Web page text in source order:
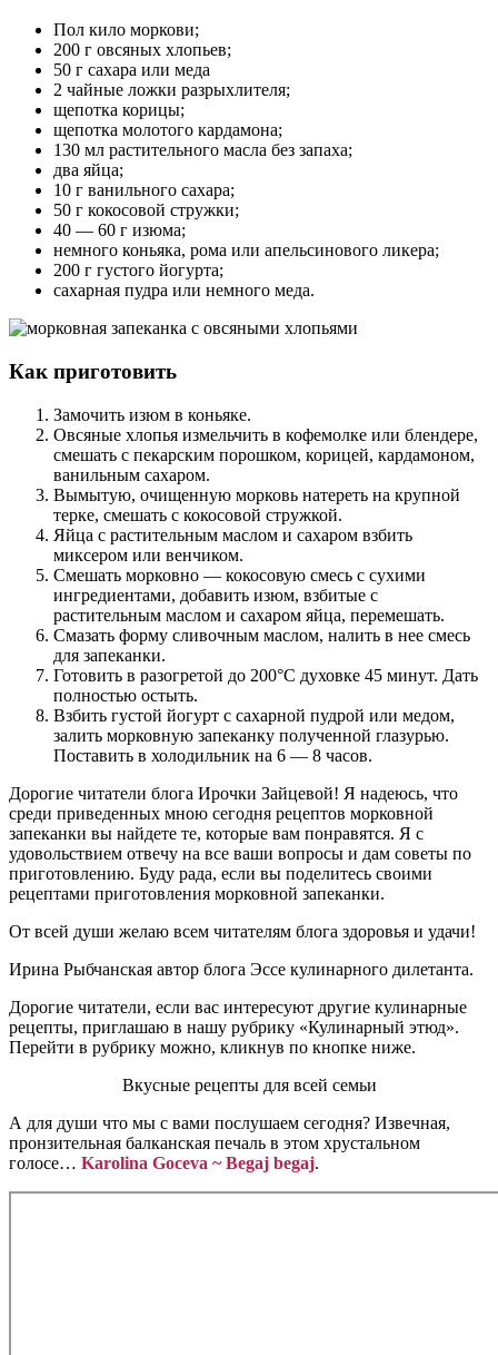
Пол кило моркови;
200 г овсяных хлопьев;
50 г сахара или меда
2 чайные ложки разрыхлителя;
щепотка корицы;
щепотка молотого кардамона;
130 мл растительного масла без запаха;
два яйца;
10 г ванильного сахара;
50 г кокосовой стружки;
40 — 60 г изюма;
немного коньяка, рома или апельсинового ликера;
200 г густого йогурта;
сахарная пудра или немного меда.
Как приготовить
Замочить изюм в коньяке.
Овсяные хлопья измельчить в кофемолке или блендере,
смешать с пекарским порошком, корицей, кардамоном,
ванильным сахаром.
Вымытую, очищенную морковь натереть на крупной
терке, смешать с кокосовой стружкой.
Яйца с растительным маслом и сахаром взбить
миксером или венчиком.
Смешать морковно — кокосовую смесь с сухими
ингредиентами, добавить изюм, взбитые с
растительным маслом и сахаром яйца, перемешать.
Смазать форму сливочным маслом, налить в нее смесь
для запеканки.
Готовить в разогретой до 200°С духовке 45 минут. Дать
полностью остыть.
Взбить густой йогурт с сахарной пудрой или медом,
залить морковную запеканку полученной глазурью.
Поставить в холодильник на 6 — 8 часов.
Дорогие читатели блога Ирочки Зайцевой! Я надеюсь, что
среди приведенных мною сегодня рецептов морковной
запеканки вы найдете те, которые вам понравятся. Я с
удовольствием отвечу на все ваши вопросы и дам советы по
приготовлению. Буду рада, если вы поделитесь своими
рецептами приготовления морковной запеканки.
От всей души желаю всем читателям блога здоровья и удачи!
Ирина Рыбчанская автор блога Эссе кулинарного дилетанта.
Дорогие читатели, если вас интересуют другие кулинарные
рецепты, приглашаю в нашу рубрику «Кулинарный этюд».
Перейти в рубрику можно, кликнув по кнопке ниже.
Вкусные рецепты для всей семьи
А для души что мы с вами послушаем сегодня? Извечная,
пронзительная балканская печаль в этом хрустальном
голосе… Karolina Goceva ~ Begaj begaj.